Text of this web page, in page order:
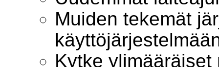
Muiden tekemät
Kytke